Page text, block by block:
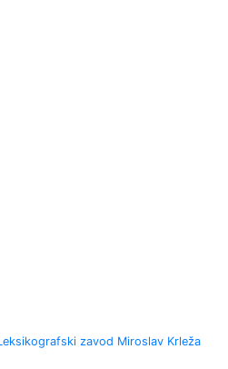
zavod Miroslav Krleža